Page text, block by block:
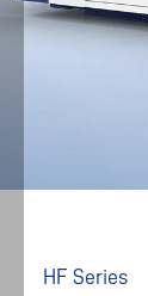
HF Series